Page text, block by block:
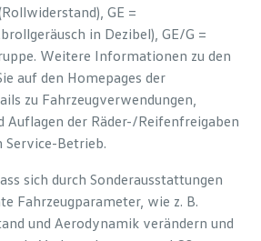
GE =
in Dezibel), GE/G =
Weitere Informationen zu den
auf den Homepages der
zu Fahrzeugverwendungen,
Auflagen der Räder-/Reifenfreigaben
Betrieb.
sich durch Sonderausstattungen
Fahrzeugparameter, wie z. B.
und Aerodynamik verändern und